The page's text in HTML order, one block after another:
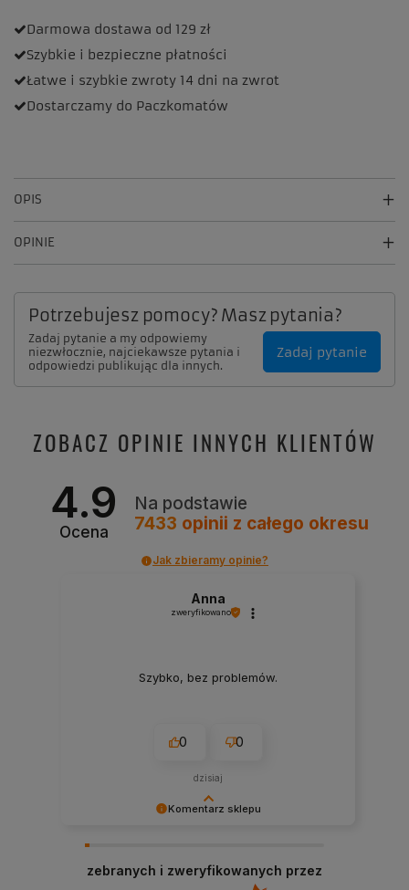
Darmowa dostawa od 129 zł
Szybkie i bezpieczne płatności
Łatwe i szybkie zwroty 14 dni na zwrot
Dostarczamy do Paczkomatów
OPIS
OPINIE
Potrzebujesz pomocy? Masz pytania?
Zadaj pytanie a my odpowiemy
niezwłocznie, najciekawsze pytania i
odpowiedzi publikując dla innych.
Zadaj pytanie
ZOBACZ OPINIE INNYCH KLIENTÓW
4.9
Ocena
Na podstawie
7433 opinii z całego okresu
Jak zbieramy opinie?
Komentarz sklepu
jak Ty. Z pozdrowieniami, obsługa sklepu.
Anna
zweryfikowano
Szybko, bez problemów.
0 0
dzisiaj
zebranych i zweryfikowanych przez